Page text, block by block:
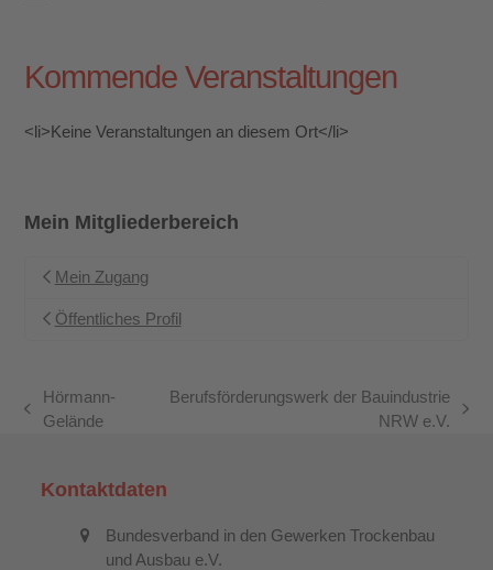
Kommende Veranstaltungen
<li>Keine Veranstaltungen an diesem Ort</li>
Mein Mitgliederbereich
Mein Zugang
Öffentliches Profil
vorheriger
Hörmann-
Gelände
Berufsförderungswerk der Bauindustrie
NRW e.V.
Kontaktdaten
Bundesverband in den Gewerken Trockenbau
und Ausbau e.V.